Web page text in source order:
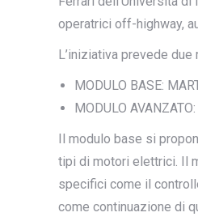
operatrici off-highway,
L’iniziativa prevede
MODULO BASE:
MODULO
Il modulo base si
tipi di motori elettrici. Il
specifici come il
come continuazione di